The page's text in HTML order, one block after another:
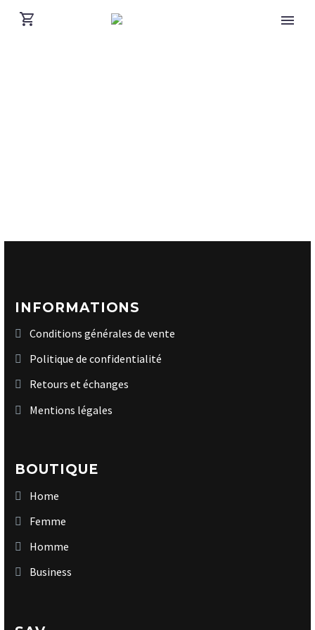
INFORMATIONS
Conditions générales de vente
Politique de confidentialité
Retours et échanges
Mentions légales
BOUTIQUE
Home
Femme
Homme
Business